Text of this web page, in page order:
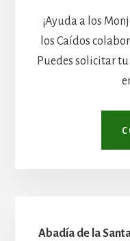
¡Ayuda a los
los Caídos
Puedes solicitar
Abadía de la